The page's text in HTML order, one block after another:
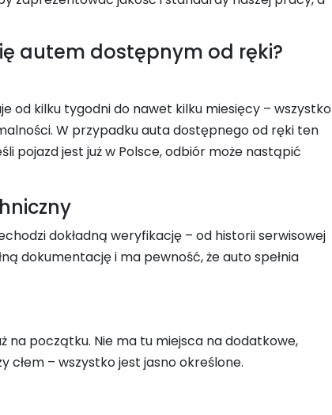
autem dostępnym od ręki?
od kilku tygodni do nawet kilku miesięcy – wszystko
W przypadku auta dostępnego od ręki ten
pojazd jest już w Polsce, odbiór może nastąpić
dokładną weryfikację – od historii serwisowej
dokumentację i ma pewność, że auto spełnia
na początku. Nie ma tu miejsca na dodatkowe,
– wszystko jest jasno określone.